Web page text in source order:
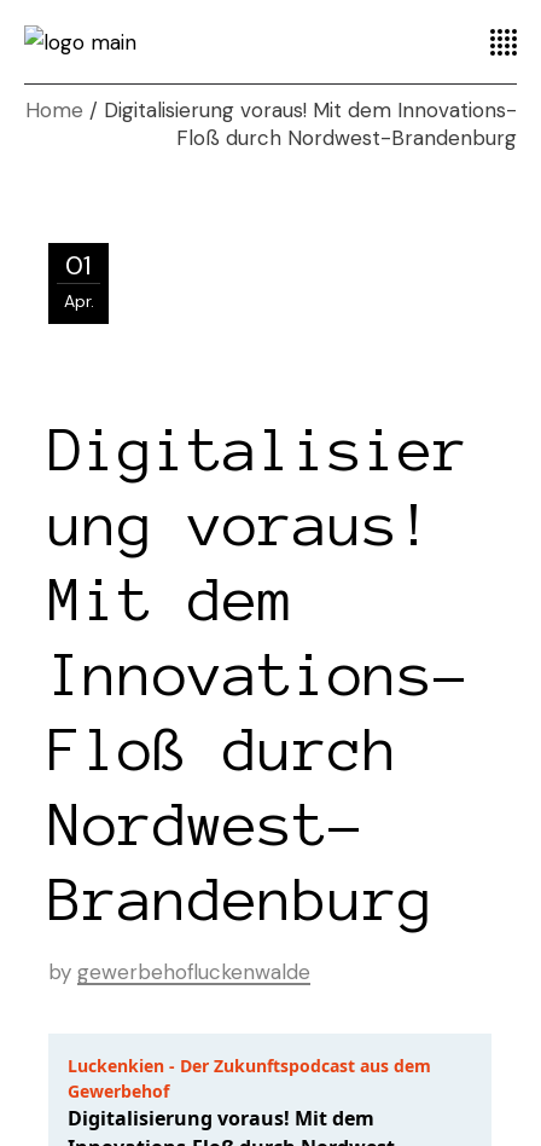
Home
Digitalisierung voraus! Mit dem Innovations-
Floß durch Nordwest-Brandenburg
01
Apr.
Digitalisier
ung voraus!
Mit dem
Innovations-
Floß durch
Nordwest-
Brandenburg
by gewerbehofluckenwalde